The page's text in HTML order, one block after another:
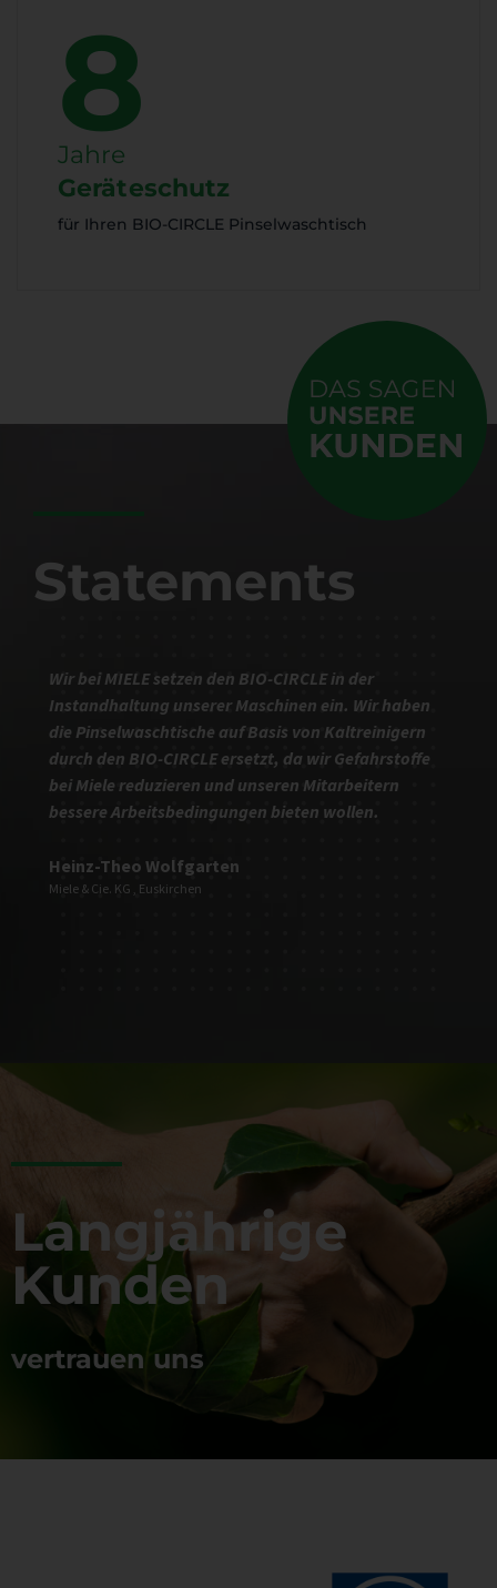
8
Jahre
Geräteschutz
für Ihren BIO-CIRCLE Pinselwaschtisch
Statements
Wir bei MIELE setzen den BIO-CIRCLE in der
Instandhaltung unserer Maschinen ein. Wir haben
die Pinselwaschtische auf Basis von Kaltreinigern
durch den BIO-CIRCLE ersetzt, da wir Gefahrstoffe
bei Miele reduzieren und unseren Mitarbeitern
bessere Arbeitsbedingungen bieten wollen.
Heinz-Theo Wolfgarten
Miele & Cie. KG , Euskirchen
Langjährige
Kunden
vertrauen uns